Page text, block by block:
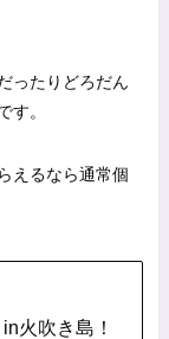
ったりどろだん
す。
えるなら通常個
火吹き島！